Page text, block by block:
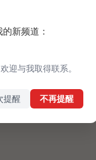
新频道：
迎与我取得联系。
提醒 不再提醒